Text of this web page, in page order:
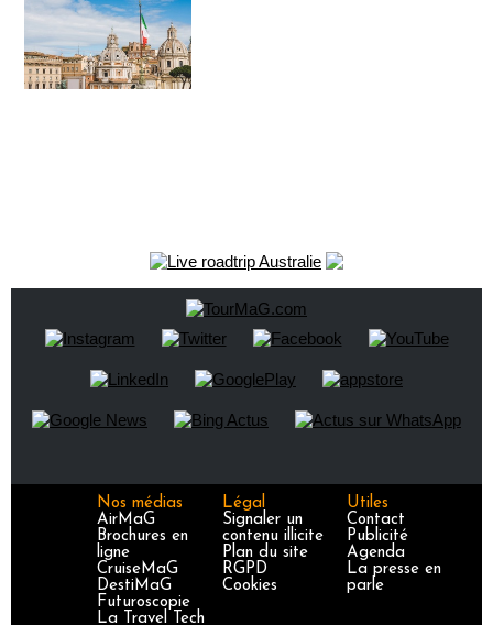
Nos médias
AirMaG
Brochures en
ligne
CruiseMaG
DestiMaG
Futuroscopie
La Travel Tech
Légal
Signaler un
contenu illicite
Plan du site
RGPD
Cookies
Utiles
Contact
Publicité
Agenda
La presse en
parle